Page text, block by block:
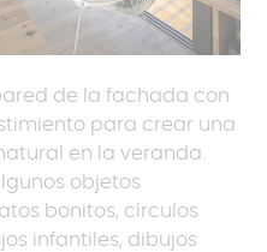
de la fachada con
para crear una
en la veranda.
objetos
bonitos, círculos
infantiles, dibujos